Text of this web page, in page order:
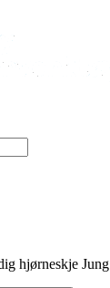
hjørneskje Jung